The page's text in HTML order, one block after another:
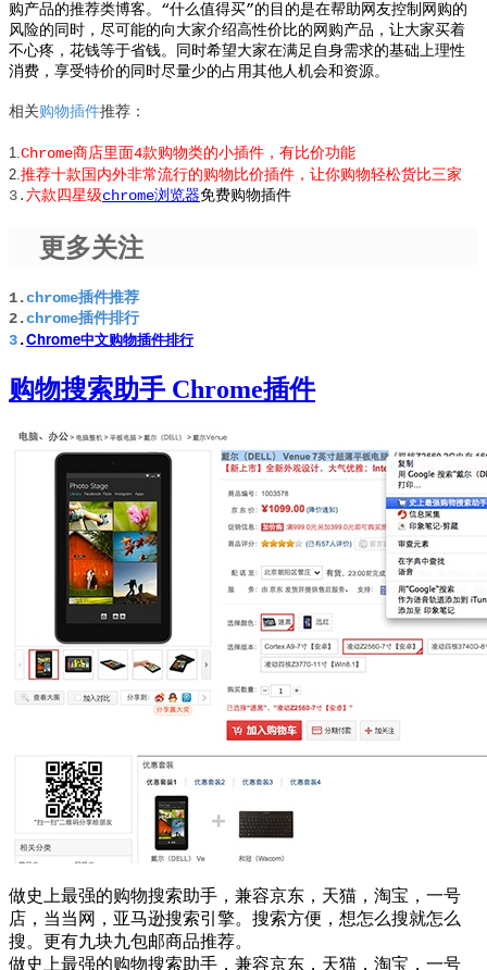
购产品的推荐类博客。“什么值得买”的目的是在帮助网友控制网购的
风险的同时，尽可能的向大家介绍高性价比的网购产品，让大家买着
不心疼，花钱等于省钱。同时希望大家在满足自身需求的基础上理性
消费，享受特价的同时尽量少的占用其他人机会和资源。
相关购物插件推荐：
1.Chrome商店里面4款购物类的小插件，有比价功能
2.推荐十款国内外非常流行的购物比价插件，让你购物轻松货比三家
3.六款四星级chrome浏览器免费购物插件
更多关注
1.chrome插件推荐
2.chrome插件排行
3.Chrome中文购物插件排行
购物搜索助手 Chrome插件
做史上最强的购物搜索助手，兼容京东，天猫，淘宝，一号
店，当当网，亚马逊搜索引擎。搜索方便，想怎么搜就怎么
搜。更有九块九包邮商品推荐。
做史上最强的购物搜索助手，兼容京东，天猫，淘宝，一号